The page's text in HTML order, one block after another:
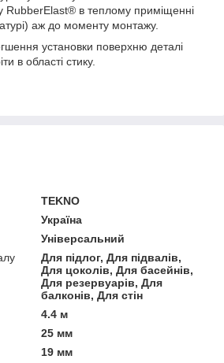
RubberElast® в теплому приміщенні
аж до моменту монтажу.
установки поверхню деталі
в області стику.
TEKNO
Україна
Універсальний
Для підлог, Для підвалів,
Для цоколів, Для басейнів,
Для резервуарів, Для
балконів, Для стін
4.4 м
25 мм
19 мм